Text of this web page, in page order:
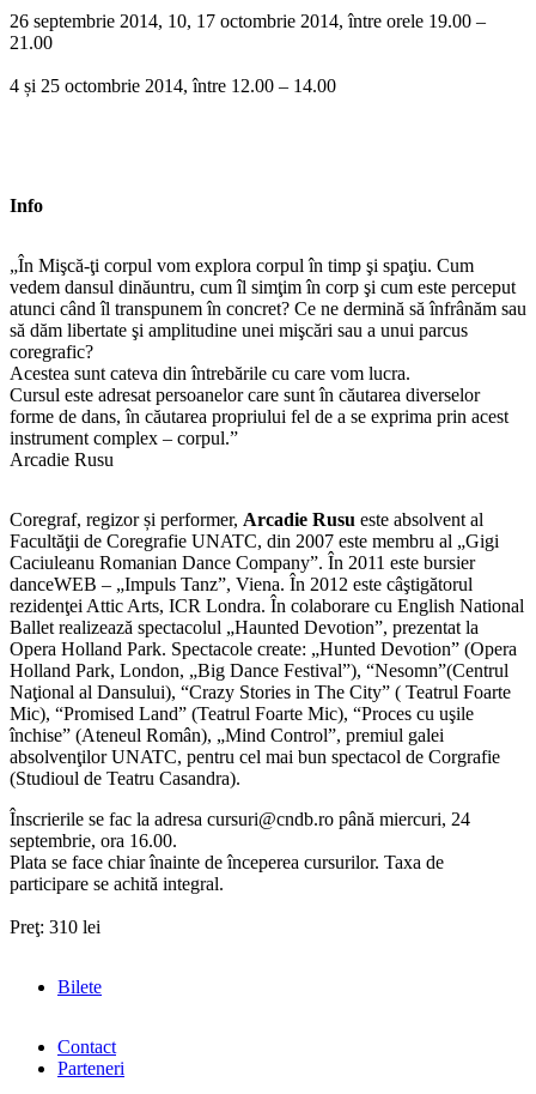
26 septembrie 2014, 10, 17 octombrie 2014, între orele 19.00 –
21.00
4 și 25 octombrie 2014, între 12.00 – 14.00
Info
„În Mişcă-ţi corpul vom explora corpul în timp şi spaţiu. Cum
vedem dansul dinăuntru, cum îl simţim în corp şi cum este perceput
atunci când îl transpunem în concret? Ce ne dermină să înfrânăm sau
să dăm libertate şi amplitudine unei mişcări sau a unui parcus
coregrafic?
Acestea sunt cateva din întrebările cu care vom lucra.
Cursul este adresat persoanelor care sunt în căutarea diverselor
forme de dans, în căutarea propriului fel de a se exprima prin acest
instrument complex – corpul.”
Arcadie Rusu
Coregraf, regizor și performer, Arcadie Rusu este absolvent al
Facultăţii de Coregrafie UNATC, din 2007 este membru al „Gigi
Caciuleanu Romanian Dance Company”. În 2011 este bursier
danceWEB – „Impuls Tanz”, Viena. În 2012 este câştigătorul
rezidenţei Attic Arts, ICR Londra. În colaborare cu English National
Ballet realizează spectacolul „Haunted Devotion”, prezentat la
Opera Holland Park. Spectacole create: „Hunted Devotion” (Opera
Holland Park, London, „Big Dance Festival”), “Nesomn”(Centrul
Naţional al Dansului), “Crazy Stories in The City” ( Teatrul Foarte
Mic), “Promised Land” (Teatrul Foarte Mic), “Proces cu uşile
închise” (Ateneul Român), „Mind Control”, premiul galei
absolvenţilor UNATC, pentru cel mai bun spectacol de Corgrafie
(Studioul de Teatru Casandra).
Înscrierile se fac la adresa cursuri@cndb.ro până miercuri, 24
septembrie, ora 16.00.
Plata se face chiar înainte de începerea cursurilor. Taxa de
participare se achită integral.
Preţ: 310 lei
Bilete
Contact
Parteneri